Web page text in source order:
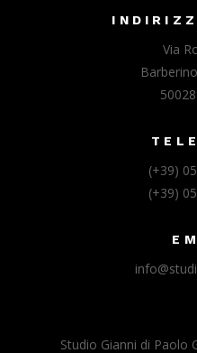
Via
(+39)
(+39)
Studio Gianni di Paolo